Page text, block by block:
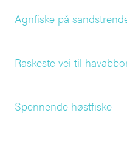
Agnfiske på
Raskeste vei til
Spennende høstfiske